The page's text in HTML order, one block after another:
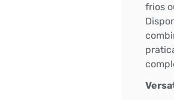
Bem-Vindo à
frios